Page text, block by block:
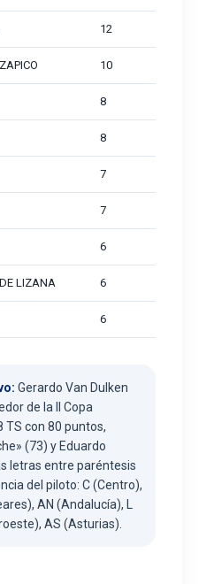
12
10
8
8
7
7
6
LIZANA 6
6
Gerardo Van Dulken
de la II Copa
TS con 80 puntos,
(73) y Eduardo
letras entre paréntesis
del piloto: C (Centro),
AN (Andalucía), L
AS (Asturias).